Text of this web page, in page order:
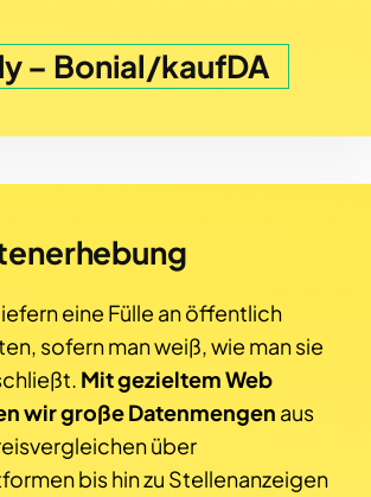
– Bonial/kaufDA
eine Fülle an öffentlich
sofern man weiß, wie man sie
Mit gezieltem Web
wir große Datenmengen aus
über
bis hin zu Stellenanzeigen